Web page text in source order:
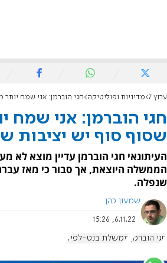
ערוץ 7 מדיניות ופוליטיקה חגי הוברמן: אני שמח יותר מכל שסוף
חגי הוברמן: אני שמח
שסוף סוף יש יציבות
העיתונאי חגי הוברמן עדיין מוצא לא
הממשלה היוצאת, אך סבור כי מאז
שנפלה.
שמעון כהן
6.11.22, 15:26
חגי הוברמן ממשלת בנט-לפיד